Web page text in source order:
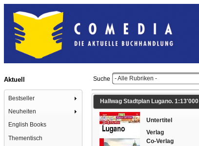
Aktuell
Bestseller
Neuheiten
English Books
Thementisch
Suche - Alle Rubriken -
Hallwag Stadtplan Lugano. 1:13'000
Untertitel
Verlag
Co-Verlag